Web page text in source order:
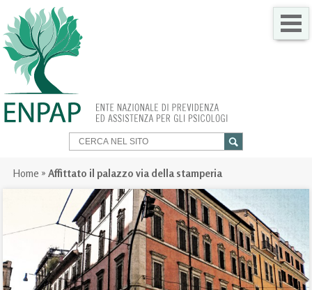
SERVIZI PER TE
TRASPARENZA
NEWS
GARE
CONTATTI
Home » Affittato il palazzo via della stamperia